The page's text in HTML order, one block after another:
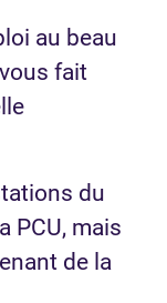
au beau
fait
du
PCU, mais
de la